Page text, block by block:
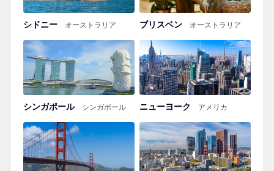
シドニー オーストラリア ブリスベン オーストラリア
シンガポール シンガポール ニューヨーク アメリカ